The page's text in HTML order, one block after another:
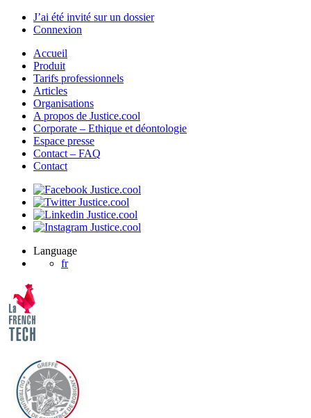
J’ai été invité sur un dossier
Connexion
Accueil
Produit
Tarifs professionnels
Articles
Organisations
A propos de Justice.cool
Corporate – Ethique et déontologie
Espace presse
Contact – FAQ
Contact
Language
fr